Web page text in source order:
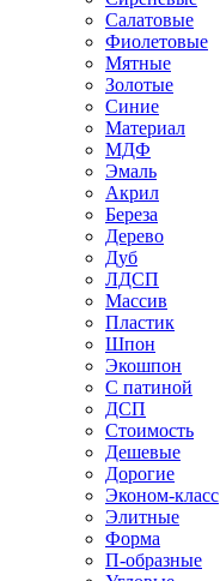
Салатовые
Фиолетовые
Мятные
Золотые
Синие
Материал
МДФ
Эмаль
Акрил
Береза
Дерево
Дуб
ЛДСП
Массив
Пластик
Шпон
Экошпон
С патиной
ДСП
Стоимость
Дешевые
Дорогие
Эконом-класс
Элитные
Форма
П-образные